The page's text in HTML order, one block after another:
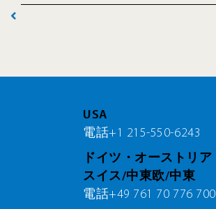
USA
電話+1 215-550-6243
ドイツ・オーストリア
スイス/中東欧/中東
電話+49 761 70 776 700